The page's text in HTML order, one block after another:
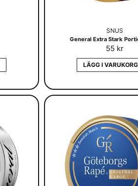
SNUS
General Extra Stark
55 kr
LÄGG I